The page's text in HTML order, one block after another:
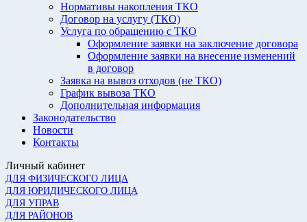
Нормативы накопления ТКО
Договор на услугу (ТКО)
Услуга по обращению с ТКО
Оформление заявки на заключение договора
Оформление заявки на внесение изменений
в договор
Заявка на вывоз отходов (не ТКО)
График вывоза ТКО
Дополнительная информация
Законодательство
Новости
Контакты
Личный кабинет
ДЛЯ ФИЗИЧЕСКОГО ЛИЦА
ДЛЯ ЮРИДИЧЕСКОГО ЛИЦА
ДЛЯ УПРАВ
ДЛЯ РАЙОНОВ